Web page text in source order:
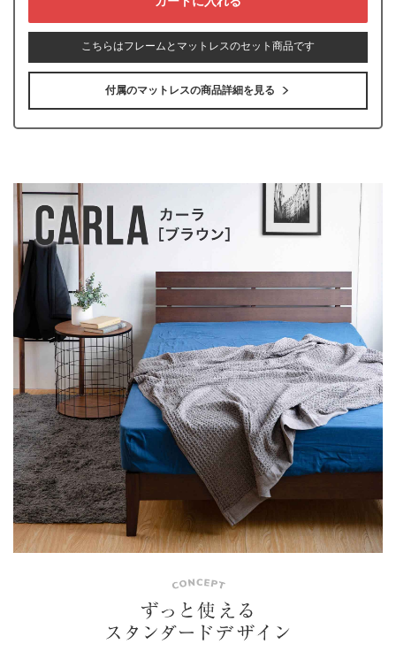
こちらはフレームとマットレスのセット商品です
付属のマットレスの商品詳細を見る